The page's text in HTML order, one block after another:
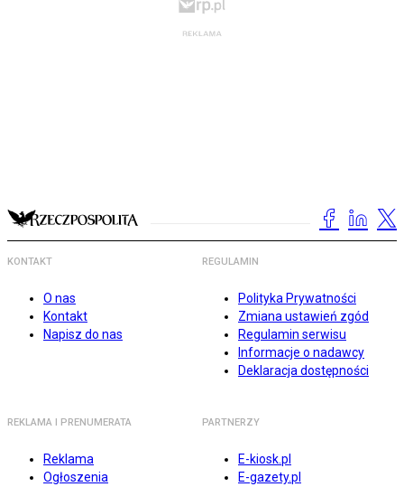
KONTAKT
O nas
Kontakt
Napisz do nas
REGULAMIN
Polityka Prywatności
Zmiana ustawień zgód
Regulamin serwisu
Informacje o nadawcy
Deklaracja dostępności
REKLAMA I PRENUMERATA
Reklama
Ogłoszenia
PARTNERZY
E-kiosk.pl
E-gazety.pl